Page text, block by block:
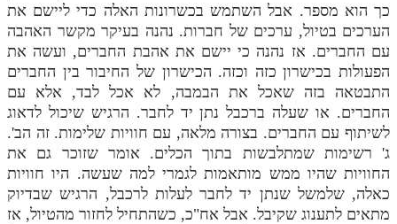
כך הוא מספר. אבל השתמש בכשרונות האלה כדי ליישם את
הערכים בטיול, ערכים של חברות. נהנה בעיקר מקשר האהבה
עם החברים. אז נהנה כי יישם את אהבת החברים, ועשה את
הפעולות בכישרון כזה וכזה. הכישרון של החיבור בין החברים
התבטאה בזה שאכל את הבמבה, לא אכל לבד, אלא עם
החברים. או שעלה ברכבל נתן יד לחבר. הרגיש שיכול לדאוג
לשיתוף עם החברים. בצורה מלאה, עם חוויות שלימות. זה הב'.
ג' רשימות שמתלבשות בתוך הכלים. אומר שזוכר גם את
החוויות שהיו ממש מותאמות לגמרי למה שעשה. היו חוויות
כאלה, שלמשל שנתן יד לחבר לעלות לרכבל, הרגיש שבדיוק
מתאים לתענוג שקיבל. אבל אח"כ, כשהתחיל לחזור מהטיול, אז